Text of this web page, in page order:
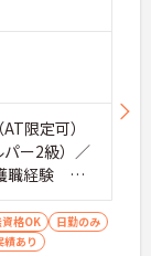
限定可）
ー2級）／
職経験 あ
の費用は
格OK
日勤のみ
あり